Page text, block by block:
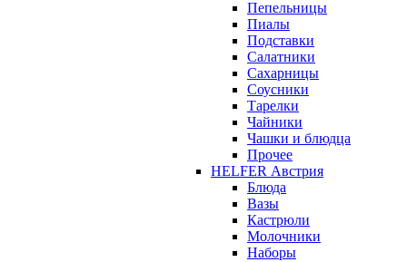
Пепельницы
Пиалы
Подставки
Салатники
Сахарницы
Соусники
Тарелки
Чайники
Чашки и блюдца
Прочее
HELFER Австрия
Блюда
Вазы
Кастрюли
Молочники
Наборы